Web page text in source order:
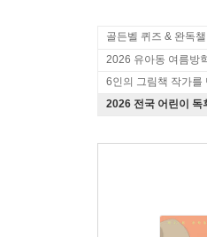
골든벨 퀴즈 & 완독챌
2026 유아동 여름방
6인의 그림책 작가를
2026 전국 어린이 독